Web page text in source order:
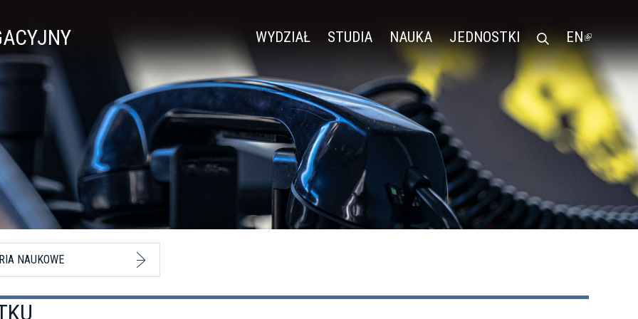
WYDZIAŁ STUDIA NAUKA JEDNOSTKI EN(LINK
IS
NAUKOWE